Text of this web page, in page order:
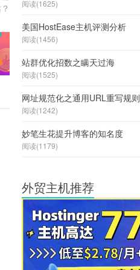
阅读(1625)
美国HostEase主机评测分析
阅读(1456)
站群优化招数之瞒天过海
阅读(1525)
网址规范化之通用URL重写规则
阅读(1242)
妙笔生花提升博客的知名度
阅读(1179)
外贸主机推荐